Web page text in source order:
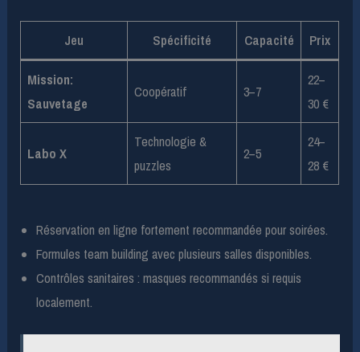
Jeu Spécificité Capacité Prix
Mission:
Sauvetage
Coopératif 3–7
22–
30 €
Labo X
Technologie &
puzzles
2–5
24–
28 €
Réservation en ligne fortement recommandée pour soirées.
Formules team building avec plusieurs salles disponibles.
Contrôles sanitaires : masques recommandés si requis
localement.